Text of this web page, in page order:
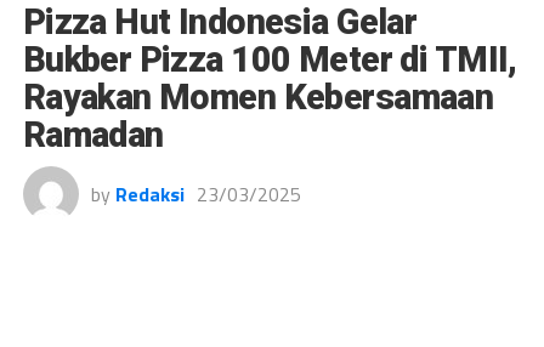
Pizza Hut Indonesia Gelar
Bukber Pizza 100 Meter di TMII,
Rayakan Momen Kebersamaan
Ramadan
by Redaksi 23/03/2025